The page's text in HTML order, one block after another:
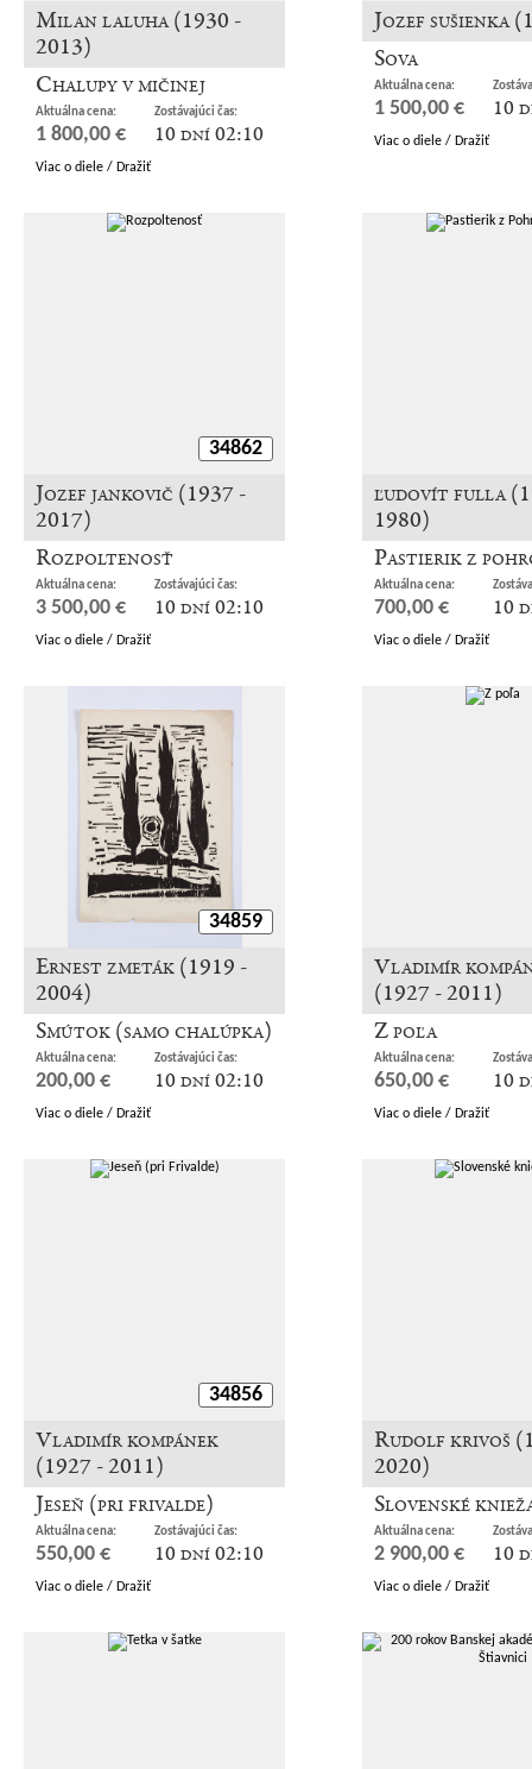
Milan laluha (1930 -
2013)
Chalupy v mičinej
Aktuálna cena:
1 800,00 €
Zostávajúci čas:
10 dní 02:10
Viac o diele / Dražiť
Jozef sušienka
Sova
Aktuálna cena:
1 500,00 € 10
Viac o diele / Dražiť
34862
Jozef jankovič (1937 -
2017)
Rozpoltenosť
Aktuálna cena:
3 500,00 €
Zostávajúci čas:
10 dní 02:10
Viac o diele / Dražiť
ľudovít fulla
1980)
Pastierik z
Aktuálna cena:
700,00 € 10
Viac o diele / Dražiť
34859
Ernest zmeták (1919 -
2004)
Smútok (samo chalúpka)
Aktuálna cena:
200,00 €
Zostávajúci čas:
10 dní 02:10
Viac o diele / Dražiť
Vladimír
(1927 - 2011)
Z poľa
Aktuálna cena:
650,00 € 10
Viac o diele / Dražiť
34856
Vladimír kompánek
(1927 - 2011)
Jeseň (pri frivalde)
Aktuálna cena:
550,00 €
Zostávajúci čas:
10 dní 02:10
Viac o diele / Dražiť
Rudolf krivoš
2020)
Slovenské
Aktuálna cena:
2 900,00 € 10
Viac o diele / Dražiť